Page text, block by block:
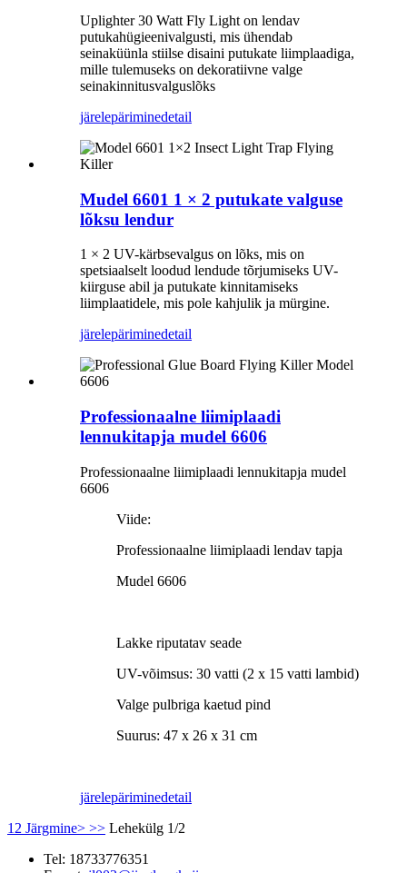
Uplighter 30 Watt Fly Light on lendav
putukahügieenivalgusti, mis ühendab
seinaküünla stiilse disaini putukate liimplaadiga,
mille tulemuseks on dekoratiivne valge
seinakinnitusvalguslõks
järelepäriminedetail
Mudel 6601 1 × 2 putukate valguse
lõksu lendur
1 × 2 UV-kärbsevalgus on lõks, mis on
spetsiaalselt loodud lendude tõrjumiseks UV-
kiirguse abil ja putukate kinnitamiseks
liimplaatidele, mis pole kahjulik ja mürgine.
järelepäriminedetail
Professionaalne liimiplaadi
lennukitapja mudel 6606
Professionaalne liimiplaadi lennukitapja mudel
6606
Viide:
Professionaalne liimiplaadi lendav tapja
Mudel 6606
Lakke riputatav seade
UV-võimsus: 30 vatti (2 x 15 vatti lambid)
Valge pulbriga kaetud pind
Suurus: 47 x 26 x 31 cm
järelepäriminedetail
1 2 Järgmine> >> Lehekülg 1/2
Tel: 18733776351